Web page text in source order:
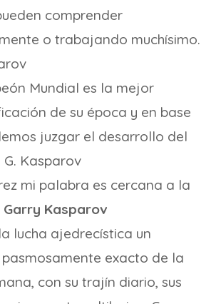
comprender
o trabajando muchísimo.
Mundial es la mejor
de su época y en base
juzgar el desarrollo del
G. Kasparov
mi palabra es cercana a la
Garry Kasparov
lucha ajedrecística un
exacto de la
con su trajín diario, sus